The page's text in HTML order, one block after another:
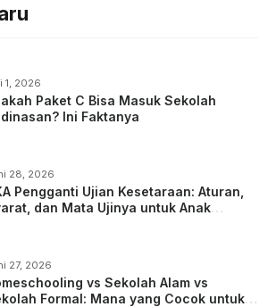
1, 2026
Paket C Bisa Masuk Sekolah
Ini Faktanya
28, 2026
Pengganti Ujian Kesetaraan: Aturan,
dan Mata Ujinya untuk Anak
27, 2026
vs Sekolah Alam vs
Formal: Mana yang Cocok untuk